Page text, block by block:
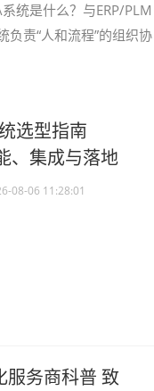
统是什么？与ERP/PLM
负责“人和流程”的组织协
选型指南
、集成与落地
08-06 11:28:01
服务商科普 致